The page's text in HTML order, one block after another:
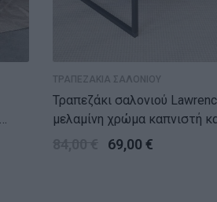
ΤΡΑΠΕΖΑΚΙΑ ΣΑΛΟΝΙΟΥ
Τραπεζάκι σαλονιού Lawrence
μελαμίνη χρώμα καπνιστή
105x60x46εκ.
69,00 €